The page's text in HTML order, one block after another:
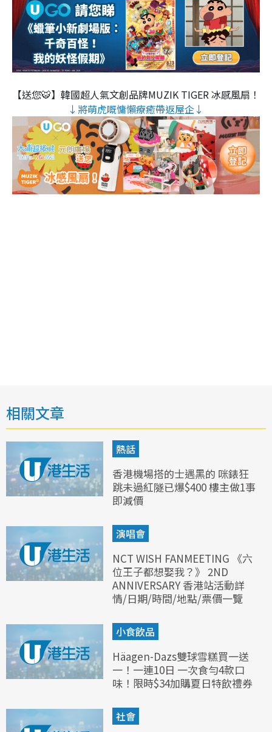
【送您🐯】韓國超人氣文創品牌MUZIK TIGER 冰感風扇！
↓將萌虎嘅慵懶療癒帶返屋企↓
相關文章
熱話
香港機場搭的士遇黑的 咪錶狂
跳未過紅隧已爆$400 樓主做1事
即減價
演唱會
NCT WISH FANMEETING 《六
位王子都想娶我？》 2ND
ANNIVERSARY 香港站活動詳
情/日期/時間/地點/票價一覽
小食飲品
Häagen-Dazs雙球雪糕買一送
一！一連10日 一次食勻4款口
味！限時$34加購夏日特飲禮券
社會